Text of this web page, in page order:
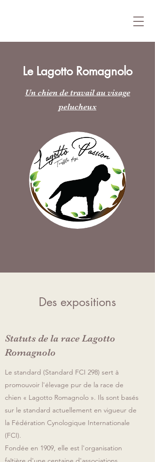
Le Lagotto Romagnolo
Un chien de travail au visage
pelucheux
Des expositions
Statuts de la race Lagotto
Romagnolo
Le standard (Standard FCI 298) sert à
promouvoir l'élevage pur de la race de
chien « Lagotto Romagnolo ». Ils sont basés
sur le standard actuellement en vigueur de
la Fédération Cynologique Internationale
(FCI).
Fondée en 1909, elle est l'organisation